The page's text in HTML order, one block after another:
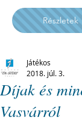
Részletek
Díjak és
Vasvárról
Játékos
2018. júl. 3.